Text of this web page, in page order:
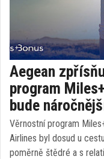
Aegean
program
bude
Věrnostní program
Airlines byl dosud u
poměrně štědré a s